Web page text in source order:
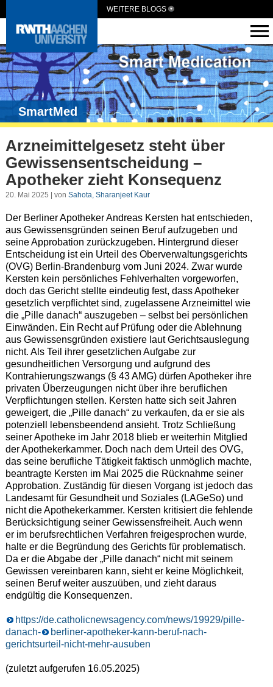
WEITERE BLOGS
SmartMed
Arzneimittelgesetz steht über
Gewissensentscheidung –
Apotheker zieht Konsequenz
20. Mai 2025 | von Sahota, Sharanjeet Kaur
Der Berliner Apotheker Andreas Kersten hat entschieden,
aus Gewissensgründen seinen Beruf aufzugeben und
seine Approbation zurückzugeben. Hintergrund dieser
Entscheidung ist ein Urteil des Oberverwaltungsgerichts
(OVG) Berlin-Brandenburg vom Juni 2024. Zwar wurde
Kersten kein persönliches Fehlverhalten vorgeworfen,
doch das Gericht stellte eindeutig fest, dass Apotheker
gesetzlich verpflichtet sind, zugelassene Arzneimittel wie
die „Pille danach“ auszugeben – selbst bei persönlichen
Einwänden. Ein Recht auf Prüfung oder die Ablehnung
aus Gewissensgründen existiere laut Gerichtsauslegung
nicht. Als Teil ihrer gesetzlichen Aufgabe zur
gesundheitlichen Versorgung und aufgrund des
Kontrahierungszwangs (§ 43 AMG) dürfen Apotheker ihre
privaten Überzeugungen nicht über ihre beruflichen
Verpflichtungen stellen. Kersten hatte sich seit Jahren
geweigert, die „Pille danach“ zu verkaufen, da er sie als
potenziell lebensbeendend ansieht. Trotz Schließung
seiner Apotheke im Jahr 2018 blieb er weiterhin Mitglied
der Apothekerkammer. Doch nach dem Urteil des OVG,
das seine berufliche Tätigkeit faktisch unmöglich machte,
beantragte Kersten im Mai 2025 die Rücknahme seiner
Approbation. Zuständig für diesen Vorgang ist jedoch das
Landesamt für Gesundheit und Soziales (LAGeSo) und
nicht die Apothekerkammer. Kersten kritisiert die fehlende
Berücksichtigung seiner Gewissensfreiheit. Auch wenn
er im berufsrechtlichen Verfahren freigesprochen wurde,
halte er die Begründung des Gerichts für problematisch.
Da er die Abgabe der „Pille danach“ nicht mit seinem
Gewissen vereinbaren kann, sieht er keine Möglichkeit,
seinen Beruf weiter auszuüben, und zieht daraus
endgültig die Konsequenzen.
https://de.catholicnewsagency.com/news/19929/pille-
danach-
berliner-apotheker-kann-beruf-nach-
gerichtsurteil-nicht-mehr-ausuben
(zuletzt aufgerufen 16.05.2025)